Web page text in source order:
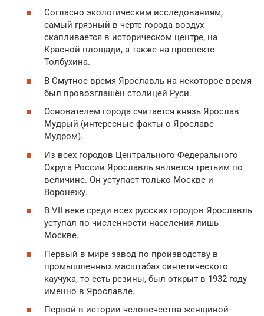
Согласно экологическим исследованиям,
самый грязный в черте города воздух
скапливается в историческом центре, на
Красной площади, а также на проспекте
Толбухина.
В Смутное время Ярославль на некоторое время
был провозглашён столицей Руси.
Основателем города считается князь Ярослав
Мудрый (интересные факты о Ярославе
Мудром).
Из всех городов Центрального Федерального
Округа России Ярославль является третьим по
величине. Он уступает только Москве и
Воронежу.
В VII веке среди всех русских городов Ярославль
уступал по численности населения лишь
Москве.
Первый в мире завод по производству в
промышленных масштабах синтетического
каучука, то есть резины, был открыт в 1932 году
именно в Ярославле.
Первой в истории человечества женщиной-